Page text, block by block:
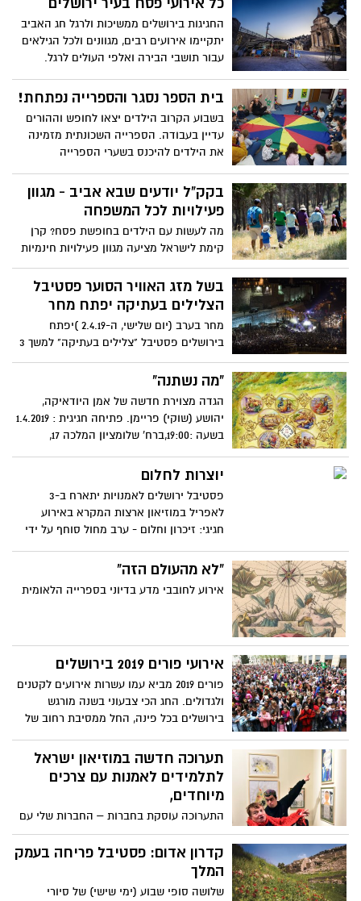
בבירה
החגיגות בירושלים ממשיכות ולרגל חג האביב
יתקיימו אירועים רבים, מגוונים ולכל הגילאים
עבור תושבי הבירה ואלפי העולים לרגל.
לליל הסדר תפתח העירייה בפני המשפחות
ללא תשלום בניהן: שעות סיפור, הצגות
סדנאות יצירה, סרטים ועוד פעילויות
המותאמות לילדים בגילאים השונים רצ"ב
מסמך עם פירוט כלל האירועים
בית הספר נסגר והספרייה נפתחת!
בשבוע הקרוב הילדים יצאו לחופש וההורים
עדיין בעבודה. הספרייה השכונתית מזמינה
את הילדים להיכנס בשערי הספרייה
פעילויות חינמיות מהנות של שעות סיפור,
תיאטרון בובות, סדנאות קומיקס, פסטיבל
סרטים ועוד
בקק"ל יודעים שבא אביב - מגוון
פעילויות לכל המשפחה
מה לעשות עם הילדים בחופשת פסח? קרן
קימת לישראל מציעה מגוון פעילויות חינמיות
לילדים (והוריהם) בפריסה ארצית במיוחד
לחג האביב ולמזג האוויר הנעים, המתאים
לטיולים ברחבי הארץ שצפוי בחול המועד
בשל מזג האוויר הסוער פסטיבל
הצלילים בעתיקה יפתח מחר
מחר בערב (יום שלישי, ה-2.4.19 )יפתח
בירושלים פסטיבל "צלילים בעתיקה" למשך 3
ימים. הכניסה – ללא תשלום לקהל הרחב
"מה נשתנה"
הגדה מצוירת חדשה של אמן היודאיקה,
יהושע (שוקי) פריימן. פתיחה חגיגית : 1.4.2019
בשעה :19:00,ברח' שלומציון המלכה 17,
יוצרות לחלום
פסטיבל ירושלים לאמנויות יתארח ב-3
לאפריל במוזיאון ארצות המקרא באירוע
חגיגי: זיכרון וחלום - ערב מחול סוחף על ידי
אומנותית, עכשווית ומקורית
"לא מהעולם הזה"
אירוע לחובבי מדע בדיוני בספרייה הלאומית
אירועי פורים 2019 בירושלים
פורים 2019 מביא עמו עשרות אירועים לקטנים
ולגדולים. החג הכי צבעוני בשנה מורגש
בירושלים בכל פינה, החל ממסיבת רחוב של
ועד לפעילויות לפורים המתקיימות כמעט בכל
אזור בעיר. העיר ירושלים מציעה אין ספור
אירועי פורים, אטרקציות מיוחדות, וכמובן איך
לא- גם מסיבות פורים לגדולים
תערוכה חדשה במוזיאון ישראל
לתלמידים לאמנות עם צרכים
מיוחדים,
התערוכה עוסקת בחברות – החברות שלי עם
עצמי, מי אני, החברות שלי עם האחר, הקשר
בין חברי הקבוצה
קדרון אדום: פסטיבל פריחה בעמק
המלך
שלושה סופי שבוע (ימי שישי) של סיורי